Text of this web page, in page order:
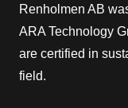
Renholmen AB
ARA Technology
are certified in
field.